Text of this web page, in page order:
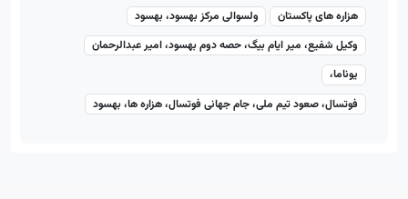
هزاره های پاکستان
ولسوالی مرکز بهسود، بهسود
وکیل شفیع، میر ایام بیگ، حصه دوم بهسود، امیر عبدالرحمان
یوناما،
فوتسال، صعود تیم ملی، جام جهانی فوتسال، هزاره ها، بهسود